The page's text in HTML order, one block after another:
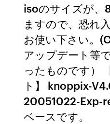
isoのサイズが、
ますので、恐れ
お使い下さい。
アップデート等
ったものです）
ト】 knoppix-
20051022-Exp-
ベースです。